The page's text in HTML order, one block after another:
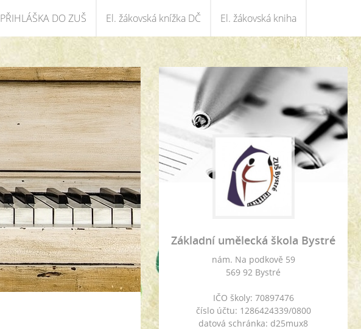
PŘIHLÁŠKA DO ZUŠ El. žákovská knížka DČ El. žákovská kniha
Základní umělecká škola Bystré
nám. Na podkově 59
569 92 Bystré
IČO školy: 70897476
číslo účtu: 1286424339/0800
datová schránka: d25mux8